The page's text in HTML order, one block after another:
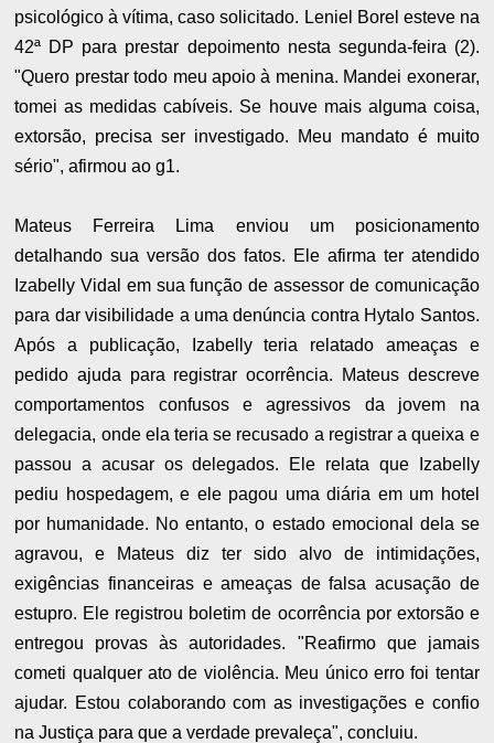
psicológico à vítima, caso solicitado. Leniel Borel esteve na
42ª DP para prestar depoimento nesta segunda-feira (2).
"Quero prestar todo meu apoio à menina. Mandei exonerar,
tomei as medidas cabíveis. Se houve mais alguma coisa,
extorsão, precisa ser investigado. Meu mandato é muito
sério", afirmou ao g1.
Mateus Ferreira Lima enviou um posicionamento
detalhando sua versão dos fatos. Ele afirma ter atendido
Izabelly Vidal em sua função de assessor de comunicação
para dar visibilidade a uma denúncia contra Hytalo Santos.
Após a publicação, Izabelly teria relatado ameaças e
pedido ajuda para registrar ocorrência. Mateus descreve
comportamentos confusos e agressivos da jovem na
delegacia, onde ela teria se recusado a registrar a queixa e
passou a acusar os delegados. Ele relata que Izabelly
pediu hospedagem, e ele pagou uma diária em um hotel
por humanidade. No entanto, o estado emocional dela se
agravou, e Mateus diz ter sido alvo de intimidações,
exigências financeiras e ameaças de falsa acusação de
estupro. Ele registrou boletim de ocorrência por extorsão e
entregou provas às autoridades. "Reafirmo que jamais
cometi qualquer ato de violência. Meu único erro foi tentar
ajudar. Estou colaborando com as investigações e confio
na Justiça para que a verdade prevaleça", concluiu.